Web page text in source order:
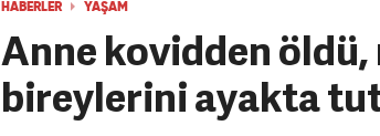
HABERLER YAŞAM
Anne kovidden öldü,
bireylerini ayakta